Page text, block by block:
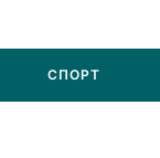
СПОРТ